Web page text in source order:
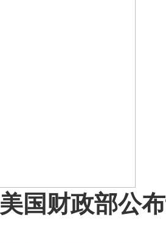
美国财政部公